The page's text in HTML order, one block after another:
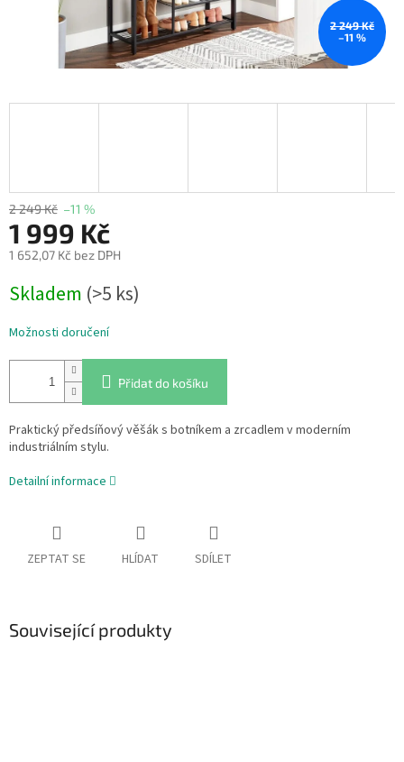
2 249 Kč
–11 %
2 249 Kč –11 %
1 999 Kč
1 652,07 Kč bez DPH
cena:
Skladem (>5 ks)
Možnosti doručení
Přidat do košíku
Praktický předsíňový věšák s botníkem a zrcadlem v moderním
industriálním stylu.
Detailní informace
ZEPTAT SE HLÍDAT SDÍLET
Související produkty